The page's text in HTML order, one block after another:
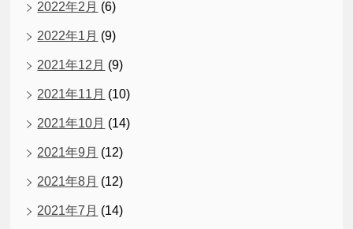
2022年2月 (6)
2022年1月 (9)
2021年12月 (9)
2021年11月 (10)
2021年10月 (14)
2021年9月 (12)
2021年8月 (12)
2021年7月 (14)